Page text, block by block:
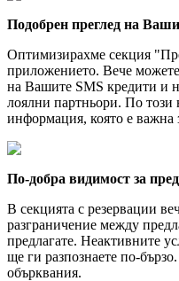
Подобрен преглед на
Оптимизирахме секция
приложението. Вече
на Вашите SMS кредити и
лоялни партньори. По този
информация, която е важна
По-добра видимост за
В секцията с резервации
разграничение между
предлагате. Неактивните
ще ги разпознаете по-
обърквания.